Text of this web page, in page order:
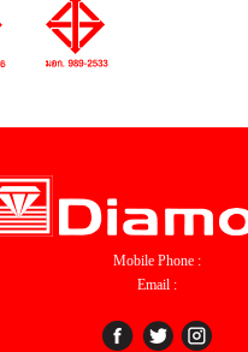
Mobile Phone :
Email :